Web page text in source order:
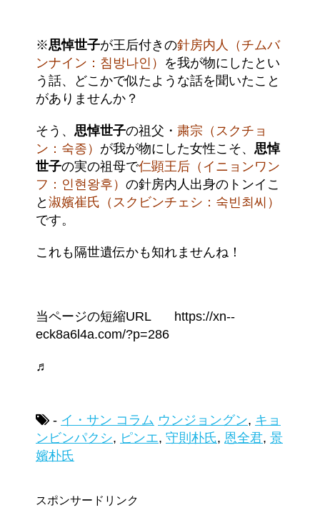
※思悼世子が王后付きの針房内人（チムバ
ンナイン：침방나인） を我が物にしたとい
う話、どこかで似たような話を聞いたこと
がありませんか？
そう、 思悼世子の祖父・ 粛宗（スクチョ
ン：숙종） が我が物にした女性こそ、 思悼
世子の実の祖母で仁顕王后（イニョンワン
フ：인현왕후） の針房内人出身のトンイこ
と 淑嬪崔氏（スクビンチェシ：숙빈최씨）
です。
これも隔世遺伝かも知れませんね！
当ページの短縮URL https://xn--
eck8a6l4a.com/?p=286
♬
- イ・サン コラム ウンジョングン, キョ
ンビンパクシ, ピンエ, 守則朴氏, 恩全君, 景
嬪朴氏
スポンサードリンク